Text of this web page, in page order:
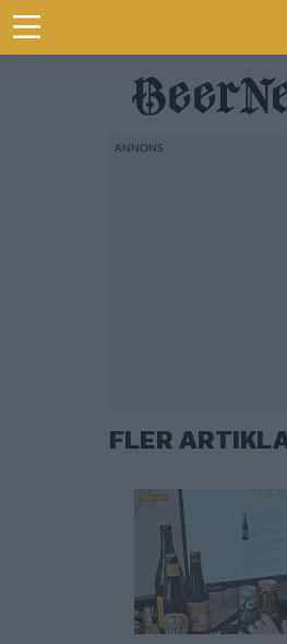
FLER